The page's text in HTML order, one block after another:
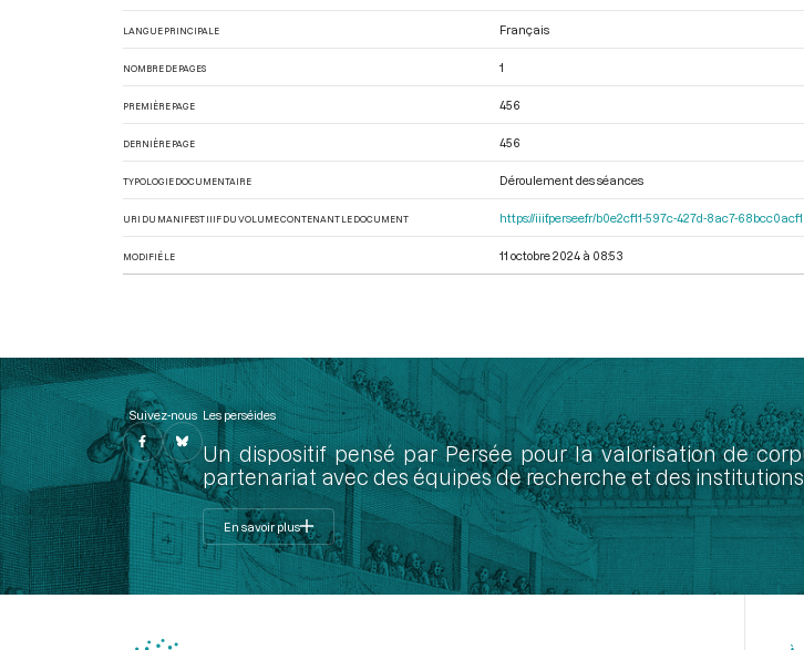
LANGUE PRINCIPALE Français
NOMBRE DE PAGES 1
PREMIÈRE PAGE 456
DERNIÈRE PAGE 456
TYPOLOGIE DOCUMENTAIRE Déroulement des séances
URI DU MANIFEST IIIF DU VOLUME CONTENANT LE DOCUMENT https://iiif.persee.fr/b0e2cf11-597c-427d-8ac7-
MODIFIÉ LE 11 octobre 2024 à 08:53
Suivez-nous Les perséides
Un dispositif pensé par Persée pour la valorisation de
partenariat avec des équipes de recherche et des
En savoir plus